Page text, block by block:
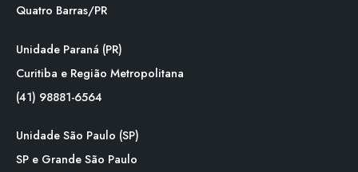
Quatro Barras/PR
Unidade Paraná (PR)
Curitiba e Região Metropolitana
(41) 98881-6564
Unidade São Paulo (SP)
SP e Grande São Paulo